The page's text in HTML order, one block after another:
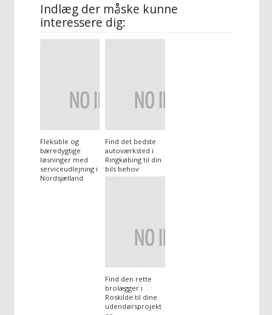
Indlæg der måske kunne
interessere dig:
Fleksible og
bæredygtige
løsninger med
serviceudlejning i
Nordsjælland
Find det bedste
autoværksted i
Ringkøbing til din
bils behov
Find den rette
brolægger i
Roskilde til dine
udendørsprojekt